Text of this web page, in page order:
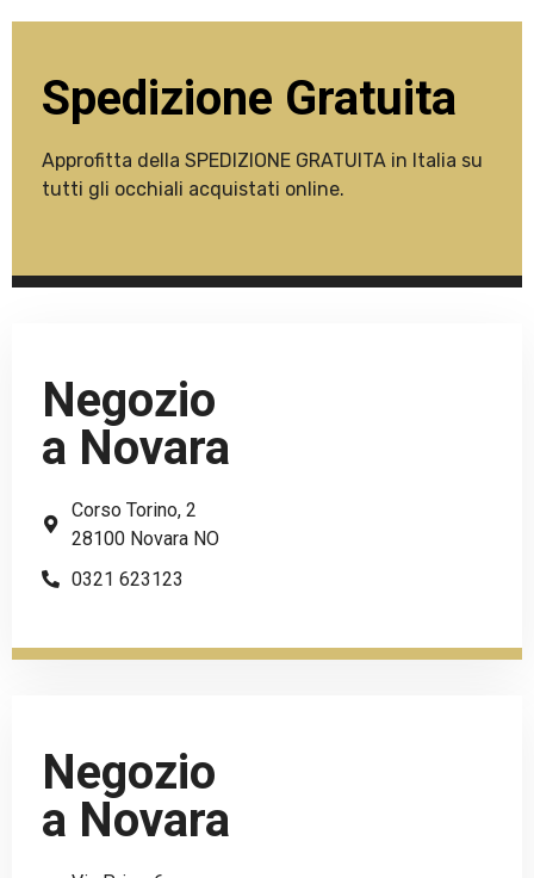
Spedizione Gratuita
Approfitta della SPEDIZIONE GRATUITA in Italia su
tutti gli occhiali acquistati online.
Negozio
a Novara
Corso Torino, 2
28100 Novara NO
0321 623123
Negozio
a Novara